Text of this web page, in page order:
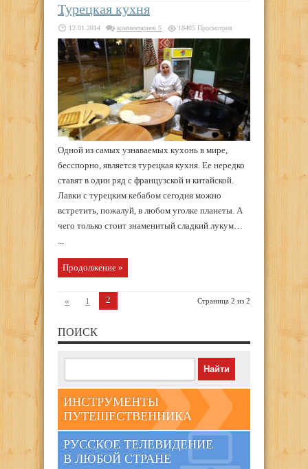
Турецкая кухня
12.01.2014 комментариев 5 18405 Просмотров
Одной из самых узнаваемых кухонь в мире,
бесспорно, является турецкая кухня. Ее нередко
ставят в один ряд с французской и китайской.
Лавки с турецким кебабом сегодня можно
встретить, пожалуй, в любом уголке планеты. А
чего только стоит знаменитый сладкий лукум…
Продолжение »
Страница 2 из 2
« 1 2
ПОИСК
ИНСТРУМЕНТЫ
ПУТЕШЕСТВЕННИКА
РУССКОЕ ТЕЛЕВИДЕНИЕ
В ЛЮБОЙ СТРАНЕ